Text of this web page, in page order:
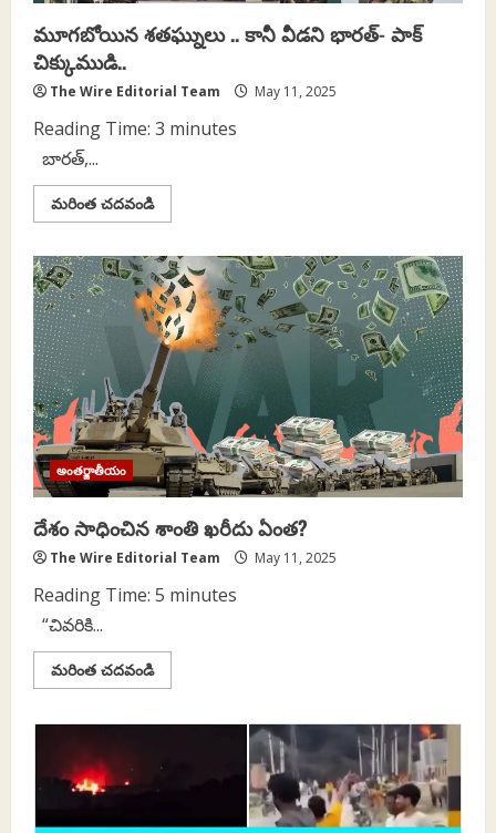
మూగబోయిన శతఘ్నులు .. కానీ వీడని భారత్‌- పాక్‌
చిక్కుముడి..
The Wire Editorial Team May 11, 2025
Reading Time: 3 minutes
బారత్‌,...
మరింత చదవండిRead
more
శతఘ్నులు
..
కానీ
వీడని
భారత్‌-
పాక్‌
చిక్కుముడి..
అంతర్జాతీయం
దేశం సాధించిన శాంతి ఖరీదు ఏంత?
The Wire Editorial Team May 11, 2025
Reading Time: 5 minutes
“చివరికి...
మరింత చదవండిRead
more
సాధించిన